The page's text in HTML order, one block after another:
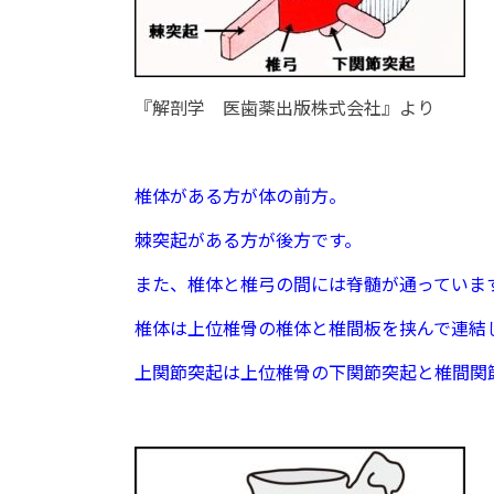
『解剖学 医歯薬出版株式会社』より
椎体がある方が体の前方。
棘突起がある方が後方です。
また、椎体と椎弓の間には脊髄が通っていま
椎体は上位椎骨の椎体と椎間板を挟んで連結
上関節突起は上位椎骨の下関節突起と椎間関